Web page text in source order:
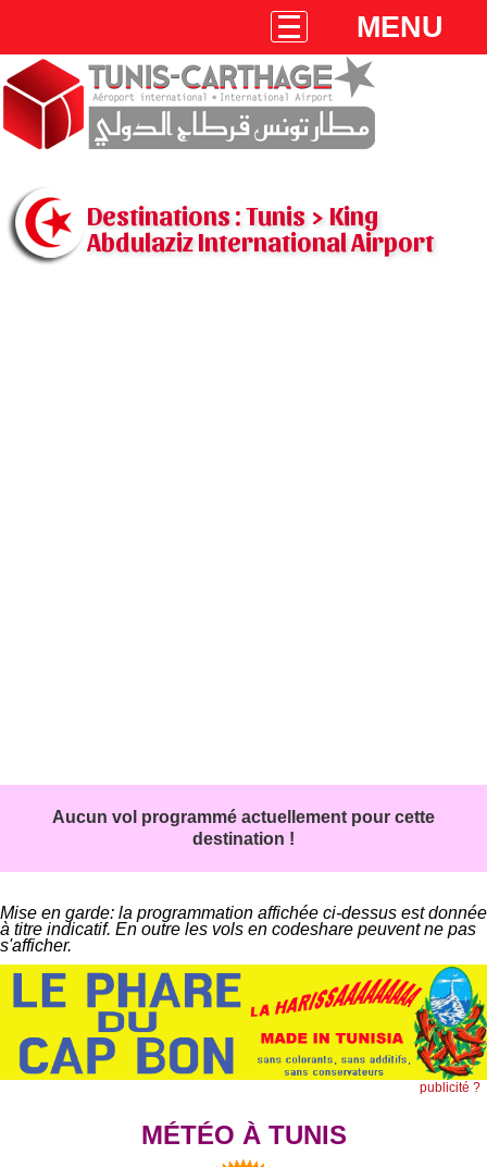
MENU
Destinations : Tunis > King
Abdulaziz International Airport
Aucun vol programmé actuellement pour cette
destination !
Mise en garde: la programmation affichée ci-dessus est donnée
à titre indicatif. En outre les vols en codeshare peuvent ne pas
s'afficher.
publicité ?
MÉTÉO À TUNIS